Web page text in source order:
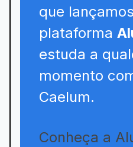
que
plataforma
estuda a
momento
Caelum.
Conheça a